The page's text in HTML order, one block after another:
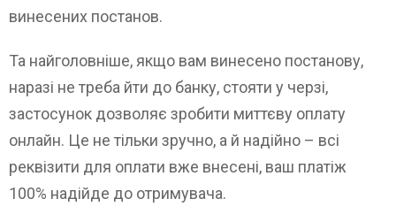
винесених постанов.
Та найголовніше, якщо вам винесено постанову,
наразі не треба йти до банку, стояти у черзі,
застосунок дозволяє зробити миттєву оплату
онлайн. Це не тільки зручно, а й надійно – всі
реквізити для оплати вже внесені, ваш платіж
100% надійде до отримувача.